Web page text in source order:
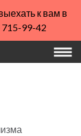
к вам в
715-99-42